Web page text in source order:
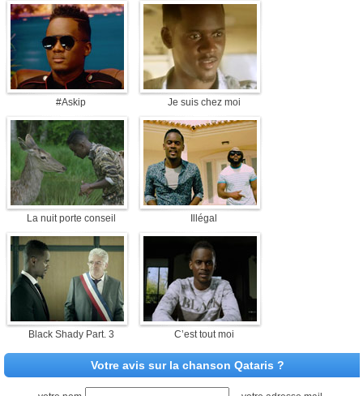
#Askip Je suis chez moi
La nuit porte conseil Illégal
Black Shady Part. 3 C’est tout moi
Votre avis sur la chanson Qataris ?